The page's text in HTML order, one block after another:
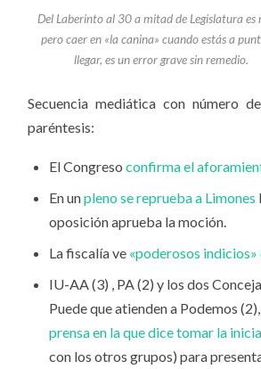
Del Laberinto al 30 a mitad de Legislatura es
pero caer en «la canina» cuando estás a
llegar, es un error grave sin remedio.
Secuencia mediática con número
paréntesis:
El Congresoconfirma el
En unpleno se reprueba a Limones
oposición aprueba la moción.
La fiscalía ve «poderosos
IU-AA (3) , PA (2) y los dos
Puede que atienden a Podemos
prensa en la que dice tomar la
con los otros grupos) para